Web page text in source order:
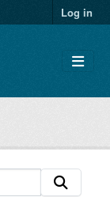
Log in